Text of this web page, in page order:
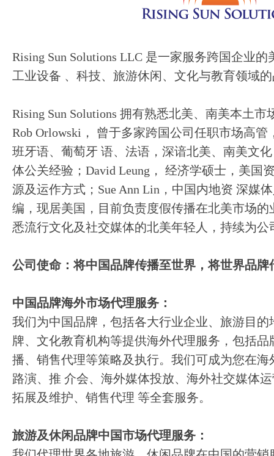
Rising Sun Solutions LLC 是一家服务跨国企业
工业设备 、科技、旅游休闲、文化与教育领域
Rising Sun Solutions 拥有熟悉北美、南美本土
Rob Orlowski， 曾于多家跨国公司任职市场高
班牙语、葡萄牙 语、法语，深谙北美、南美文
体公关经验；David Leung， 经济学硕士，美国
源及运作方式；Sue Ann Lin，中国内地资 深媒
编，现居美国，目前负责度假传播在北美市场
悉流行文化及社交媒体的北美年轻人，持续为公
公司使命：将中国品牌传播至世界，将世界品牌
中国品牌海外市场代理服务：
我们为中国品牌，包括各大行业企业、旅游目
牌、文化教育机构等提供海外代理服务，包括
播、销售代理等策略及执行。我们可成为您在
路演、推 介会、海外媒体投放、海外社交媒体
拓展及维护、销售代理 等全套服务。
旅游及休闲品牌中国市场代理服务：